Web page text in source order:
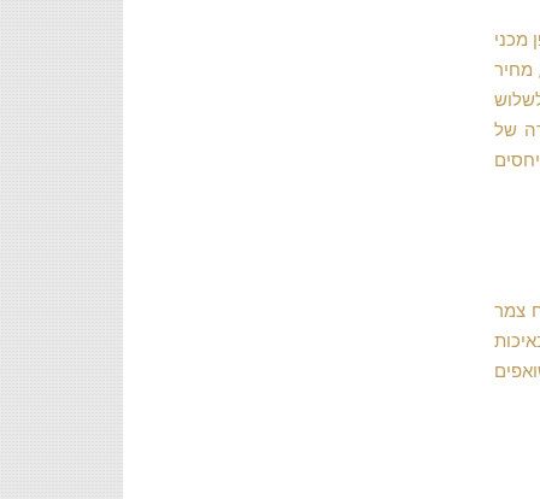
מכני
מחיר
של
מתייחסים
צמר